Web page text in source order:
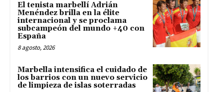
El tenista marbellí Adrián
Menéndez brilla en la élite
internacional y se proclama
subcampeón del mundo +40 con
España
8 agosto, 2026
Marbella intensifica el cuidado de
los barrios con un nuevo servicio
de limpieza de islas soterradas